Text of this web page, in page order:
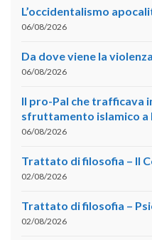
L’occidentalismo
06/08/2026
Da dove viene la
06/08/2026
Il pro-Pal che trafficava
sfruttamento islamico a
06/08/2026
Trattato di filosofia – II
02/08/2026
Trattato di filosofia –
02/08/2026